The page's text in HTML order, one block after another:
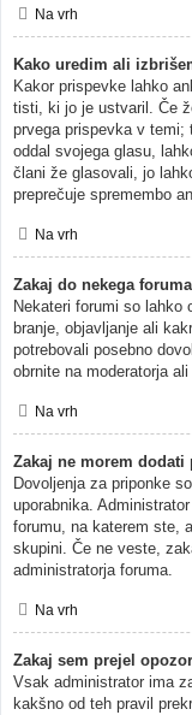
Na vrh
Kako uredim ali
Kakor prispevke lahko
tisti, ki jo je ustvaril. Če
prvega prispevka v temi;
oddal svojega glasu,
člani že glasovali, jo
preprečuje spremembo
Na vrh
Zakaj do nekega
Nekateri forumi so lahko
branje, objavljanje ali
potrebovali posebno
obrnite na moderatorja
Na vrh
Zakaj ne morem dodati
Dovoljenja za priponke
uporabnika.
forumu, na katerem ste,
skupini. Če ne veste,
administratorja foruma.
Na vrh
Zakaj sem prejel
Vsak administrator ima
kakšno od teh pravil